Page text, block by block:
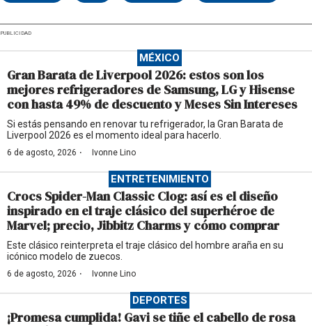
PUBLICIDAD
MÉXICO
Gran Barata de Liverpool 2026: estos son los
mejores refrigeradores de Samsung, LG y Hisense
con hasta 49% de descuento y Meses Sin Intereses
Si estás pensando en renovar tu refrigerador, la Gran Barata de
Liverpool 2026 es el momento ideal para hacerlo.
6 de agosto, 2026 · Ivonne Lino
ENTRETENIMIENTO
Crocs Spider-Man Classic Clog: así es el diseño
inspirado en el traje clásico del superhéroe de
Marvel; precio, Jibbitz Charms y cómo comprar
Este clásico reinterpreta el traje clásico del hombre araña en su
icónico modelo de zuecos.
6 de agosto, 2026 · Ivonne Lino
DEPORTES
¡Promesa cumplida! Gavi se tiñe el cabello de rosa